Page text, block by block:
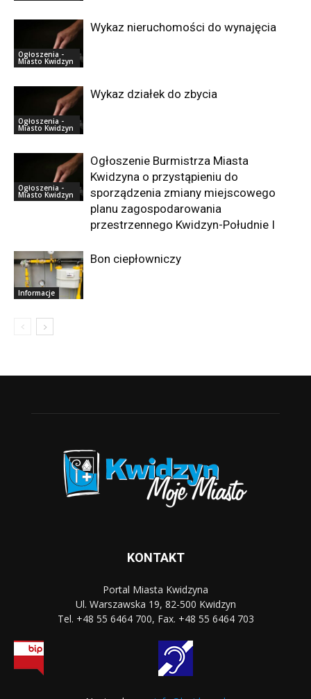
Ogłoszenia -
Miasto Kwidzyn
Wykaz nieruchomości do wynajęcia
Ogłoszenia -
Miasto Kwidzyn
Wykaz działek do zbycia
Ogłoszenia -
Miasto Kwidzyn
Ogłoszenie Burmistrza Miasta
Kwidzyna o przystąpieniu do
sporządzenia zmiany miejscowego
planu zagospodarowania
przestrzennego Kwidzyn-Południe I
Informacje
Bon ciepłowniczy
KONTAKT
Portal Miasta Kwidzyna
Ul. Warszawska 19, 82-500 Kwidzyn
Tel. +48 55 6464 700, Fax. +48 55 6464 703